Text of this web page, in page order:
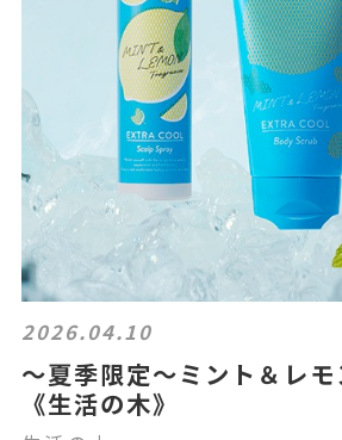
2026.04.10
～夏季限定～ミント＆レ
《生活の木》